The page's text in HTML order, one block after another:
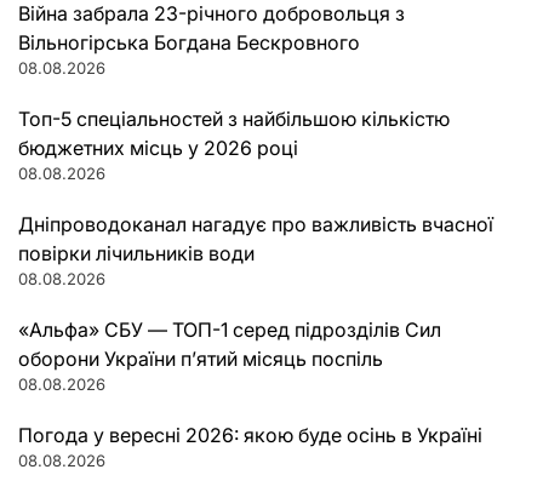
Війна забрала 23-річного добровольця з
Вільногірська Богдана Бескровного
08.08.2026
Топ-5 спеціальностей з найбільшою кількістю
бюджетних місць у 2026 році
08.08.2026
Дніпроводоканал нагадує про важливість вчасної
повірки лічильників води
08.08.2026
«Альфа» СБУ — ТОП-1 серед підрозділів Сил
оборони України п’ятий місяць поспіль
08.08.2026
Погода у вересні 2026: якою буде осінь в Україні
08.08.2026